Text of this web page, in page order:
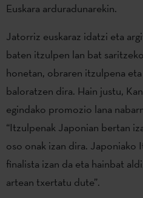
Euskara arduradunarekin.
Jatorriz euskaraz idatzi eta
baten itzulpen lan bat
honetan, obraren itzulpena
baloratzen dira. Hain justu,
egindako promozio lana
“Itzulpenak Japonian bertan
oso onak izan dira. Japoniako
finalista izan da eta hainbat
artean txertatu dute”.